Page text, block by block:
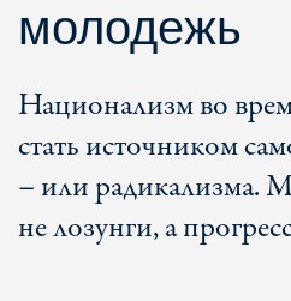
молодежь
Национализм во
стать источником
– или радикализма.
не лозунги, а